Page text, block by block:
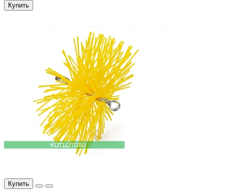
Купить
Купить